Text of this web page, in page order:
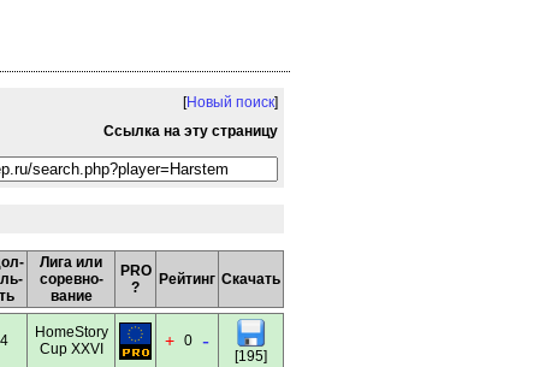
[Новый поиск]
Ссылка на эту страницу
Лига или
соревно-
вание
PRO
?
Рейтинг Скачать
HomeStory
Cup XXVI
+ 0 -
[195]